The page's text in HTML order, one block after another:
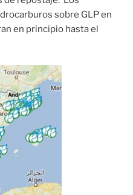
sobre GLP en
en principio hasta el